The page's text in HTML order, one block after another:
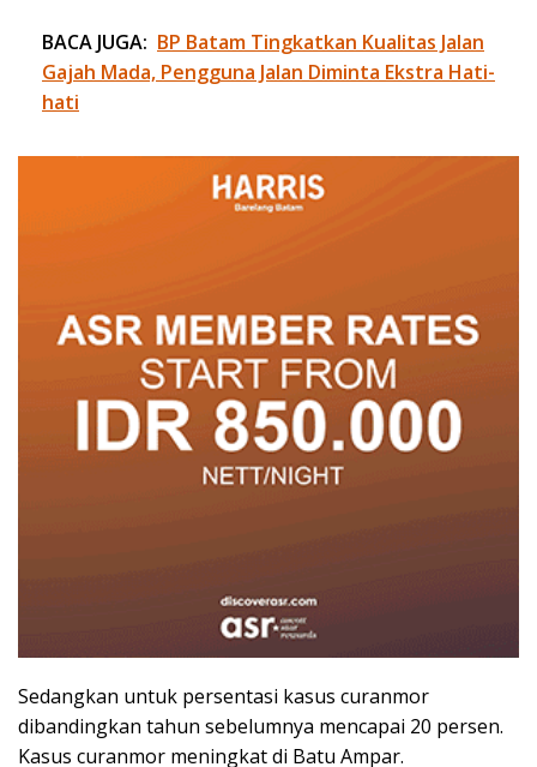
BACA JUGA: BP Batam Tingkatkan Kualitas Jalan
Gajah Mada, Pengguna Jalan Diminta Ekstra Hati-
hati
Sedangkan untuk persentasi kasus curanmor
dibandingkan tahun sebelumnya mencapai 20 persen.
Kasus curanmor meningkat di Batu Ampar.